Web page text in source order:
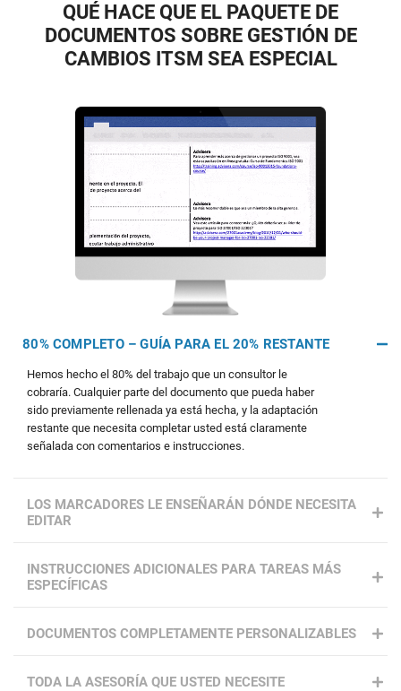
QUÉ HACE QUE EL PAQUETE DE
DOCUMENTOS SOBRE GESTIÓN DE
CAMBIOS ITSM SEA ESPECIAL
80% COMPLETO – GUÍA PARA EL 20% RESTANTE
Hemos hecho el 80% del trabajo que un consultor le
cobraría. Cualquier parte del documento que pueda haber
sido previamente rellenada ya está hecha, y la adaptación
restante que necesita completar usted está claramente
señalada con comentarios e instrucciones.
LOS MARCADORES LE ENSEÑARÁN DÓNDE NECESITA
EDITAR
INSTRUCCIONES ADICIONALES PARA TAREAS MÁS
ESPECÍFICAS
DOCUMENTOS COMPLETAMENTE PERSONALIZABLES
TODA LA ASESORÍA QUE USTED NECESITE